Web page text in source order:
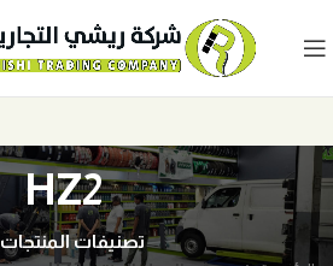
HZ2
تصنيفات المنتجات